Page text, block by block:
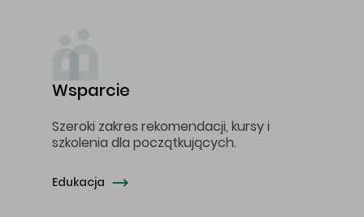
Wsparcie
Szeroki zakres rekomendacji, kursy i
szkolenia dla początkujących.
Edukacja